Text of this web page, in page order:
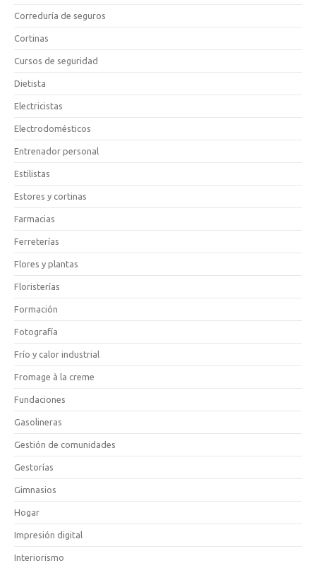
Correduría de seguros
Cortinas
Cursos de seguridad
Dietista
Electricistas
Electrodomésticos
Entrenador personal
Estilistas
Estores y cortinas
Farmacias
Ferreterías
Flores y plantas
Floristerías
Formación
Fotografía
Frío y calor industrial
Fromage à la creme
Fundaciones
Gasolineras
Gestión de comunidades
Gestorías
Gimnasios
Hogar
Impresión digital
Interiorismo